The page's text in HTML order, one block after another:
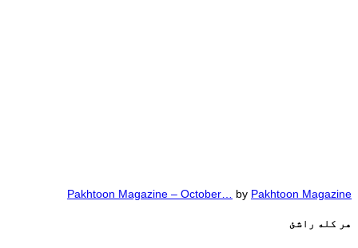
Pakhtoon Magazine – October… by Pakhtoon Magazine
هر کله راشئ